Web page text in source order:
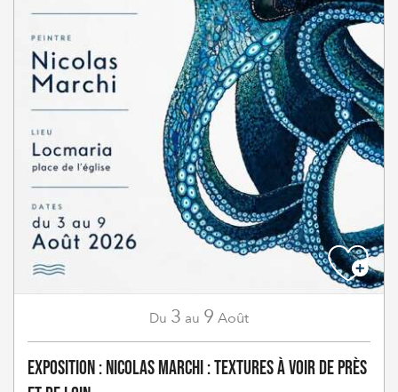
Du 3 au 9 Août
Exposition : Nicolas Marchi : Textures à voir de près